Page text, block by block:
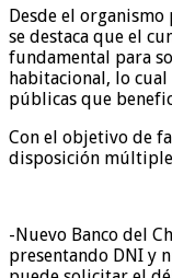
Desde el
se destaca que el
fundamental para
habitacional, lo
públicas que
Con el objetivo de
disposición
-Nuevo Banco del
presentando DNI y